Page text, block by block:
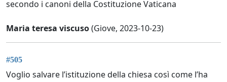
secondo i canoni della Costituzione Vaticana
Maria teresa viscuso(Giove, 2023-10-23)
#505
Voglio salvare l’istituzione della chiesa così come l’ha